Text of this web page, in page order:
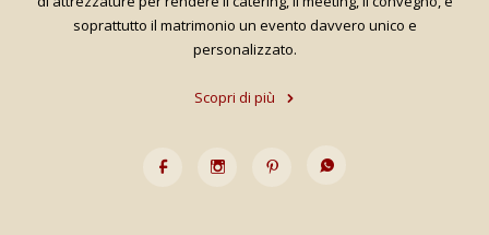
soprattutto il matrimonio un evento davvero unico e
personalizzato.
Scopri di più